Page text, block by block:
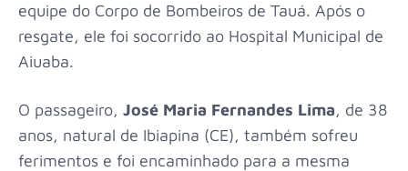
equipe do Corpo de Bombeiros de Tauá. Após o
resgate, ele foi socorrido ao Hospital Municipal de
Aiuaba.
O passageiro, José Maria Fernandes Lima, de 38
anos, natural de Ibiapina (CE), também sofreu
ferimentos e foi encaminhado para a mesma